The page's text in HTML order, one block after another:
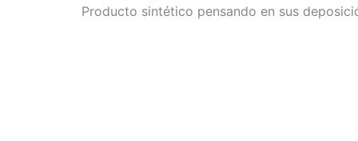
Producto sintético pensando en sus